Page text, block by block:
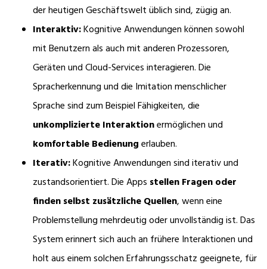
der heutigen Geschäftswelt üblich sind, zügig an.
Interaktiv:Kognitive Anwendungen können sowohl
mit Benutzern als auch mit anderen Prozessoren,
Geräten und Cloud-Services interagieren. Die
Spracherkennung und die Imitation menschlicher
Sprache sind zum Beispiel Fähigkeiten, die
unkomplizierte Interaktionermöglichen und
komfortable Bedienungerlauben.
Iterativ:Kognitive Anwendungen sind iterativ und
zustandsorientiert. Die Apps stellen Fragen oder
finden selbst zusätzliche Quellen, wenn eine
Problemstellung mehrdeutig oder unvollständig ist. Das
System erinnert sich auch an frühere Interaktionen und
holt aus einem solchen Erfahrungsschatz geeignete, für